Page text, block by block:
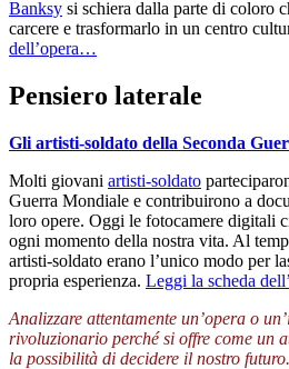
Banksy si schiera dalla parte di coloro
carcere e trasformarlo in un centro
dell’opera…
Pensiero laterale
Gli artisti-soldato della Seconda
Molti giovani artisti-soldato
Guerra Mondiale e contribuirono a
loro opere. Oggi le fotocamere digitali
ogni momento della nostra vita. Al
artisti-soldato erano l’unico modo per
propria esperienza. Leggi la scheda
Analizzare attentamente un’opera o
rivoluzionario perché si offre come un
la possibilità di decidere il nostro futuro.